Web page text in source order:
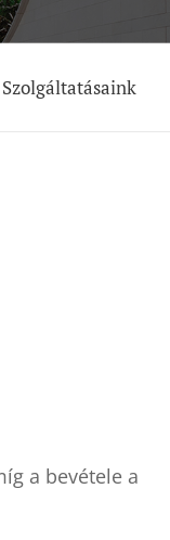
Szolgáltatásaink
a bevétele a